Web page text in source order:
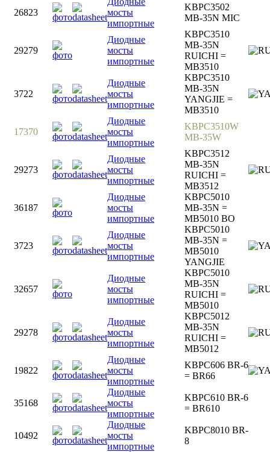
26823
мосты
импортные
KBPC3502
MB-35N MIC
29279
Диодные
мосты
импортные
KBPC3510
MB-35N
RUICHI =
MB3510
3722
Диодные
мосты
импортные
KBPC3510
MB-35N
YANGJIE =
MB3510
17370
Диодные
мосты
импортные
KBPC3510W
MB-35W
29273
Диодные
мосты
импортные
KBPC3512
MB-35N
RUICHI =
MB3512
36187
Диодные
мосты
импортные
KBPC5010
MB-35N =
MB5010 BO
3723
Диодные
мосты
импортные
KBPC5010
MB-35N =
MB5010
YANGJIE
32657
Диодные
мосты
импортные
KBPC5010
MB-35N
RUICHI =
MB5010
29278
Диодные
мосты
импортные
KBPC5012
MB-35N
RUICHI =
MB5012
19822
Диодные
мосты
импортные
KBPC606 BR-6
= BR66
35168
Диодные
мосты
импортные
KBPC610 BR-6
= BR610
10492
Диодные
мосты
импортные
KBPC8010 BR-
8